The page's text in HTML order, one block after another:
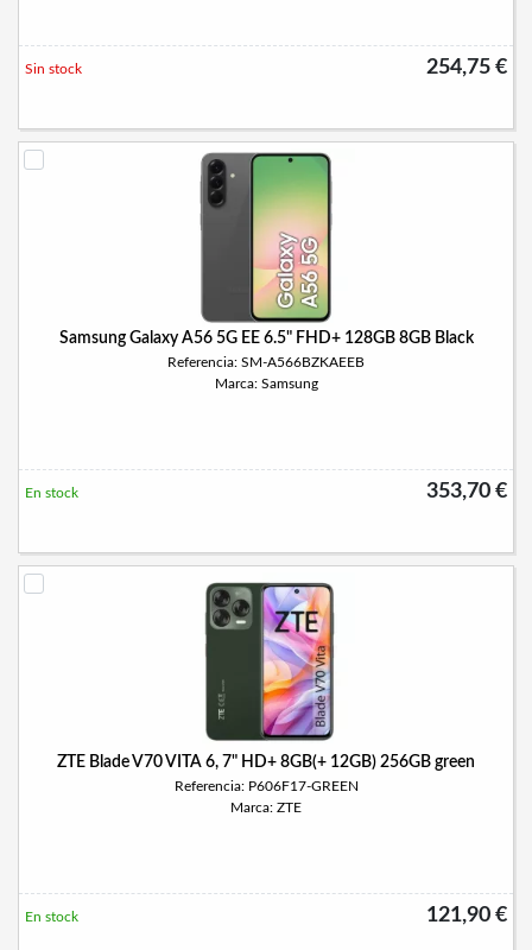
254,75 €
Sin stock
Samsung Galaxy A56 5G EE 6.5" FHD+ 128GB 8GB Black
Referencia: SM-A566BZKAEEB
Marca: Samsung
353,70 €
En stock
ZTE Blade V70 VITA 6, 7" HD+ 8GB(+ 12GB) 256GB green
Referencia: P606F17-GREEN
Marca: ZTE
121,90 €
En stock